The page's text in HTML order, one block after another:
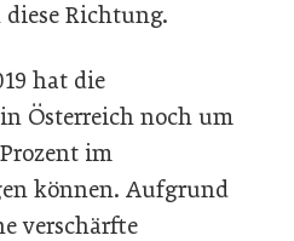
Richtung.
hat die
Österreich noch um
im
können. Aufgrund
verschärfte